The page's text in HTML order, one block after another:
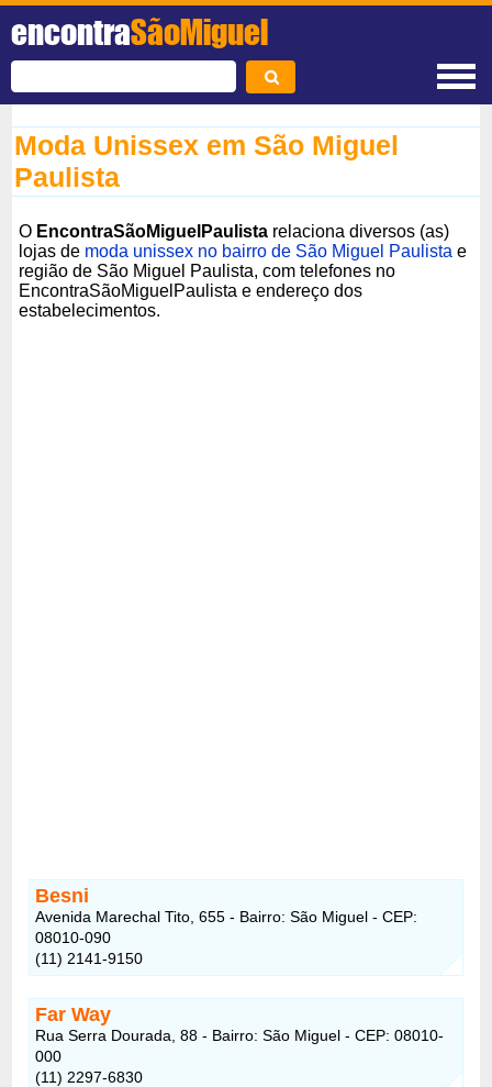
encontraSãoMiguel
Moda Unissex em São Miguel
Paulista
O EncontraSãoMiguelPaulista relaciona diversos (as)
lojas de moda unissex no bairro de São Miguel Paulista e
região de São Miguel Paulista, com telefones no
EncontraSãoMiguelPaulista e endereço dos
estabelecimentos.
Besni
Avenida Marechal Tito, 655 - Bairro: São Miguel - CEP:
08010-090
(11) 2141-9150
Far Way
Rua Serra Dourada, 88 - Bairro: São Miguel - CEP: 08010-
000
(11) 2297-6830